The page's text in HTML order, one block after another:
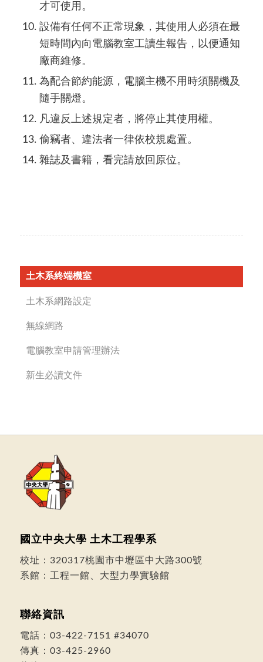
才可使用。
設備有任何不正常現象，其使用人必須在最
短時間內向電腦教室工讀生報告，以便通知
廠商維修。
為配合節約能源，電腦主機不用時須關機及
隨手關燈。
凡違反上述規定者，將停止其使用權。
偷竊者、違法者一律依校規處置。
雜誌及書籍，看完請放回原位。
土木系終端機室
土木系網路設定
無線網路
電腦教室申請管理辦法
新生必讀文件
國立中央大學 土木工程學系
校址： 320317桃園市中壢區中大路300號
系館：工程一館、大型力學實驗館
聯絡資訊
電話： 03-422-7151 #34070
傳真：03-425-2960